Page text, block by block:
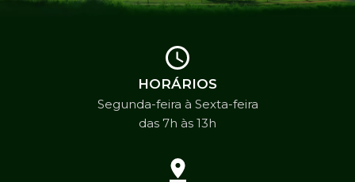
HORÁRIOS
Segunda-feira à Sexta-feira
das 7h às 13h